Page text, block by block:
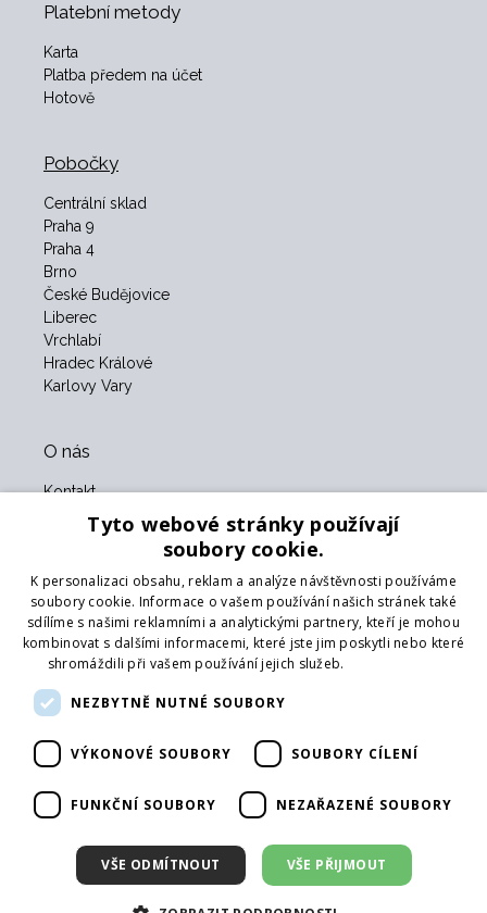
Platební metody
Karta
Platba předem na účet
Hotově
Pobočky
Centrální sklad
Praha 9
Praha 4
Brno
České Budějovice
Liberec
Vrchlabí
Hradec Králové
Karlovy Vary
O nás
Kontakt
Obchodní podmínky
Naši partneři
Formulář pro vrácení zboží
Vrácení zboží
Doprava
Sledujte nás
Přihlásit mailing
Tyto webové stránky používají
soubory cookie.
K personalizaci obsahu, reklam a analýze návštěvnosti používáme
soubory cookie. Informace o vašem používání našich stránek také
sdílíme s našimi reklamními a analytickými partnery, kteří je mohou
kombinovat s dalšími informacemi, které jste jim poskytli nebo které
shromáždili při vašem používání jejich služeb.
NEZBYTNĚ NUTNÉ SOUBORY
VÝKONOVÉ SOUBORY SOUBORY CÍLENÍ
FUNKČNÍ SOUBORY NEZAŘAZENÉ SOUBORY
VŠE PŘIJMOUT
VŠE ODMÍTNOUT